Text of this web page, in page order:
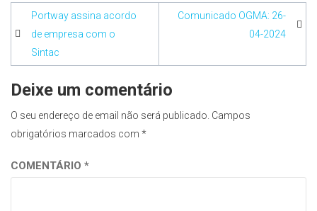
Navegação
de
artigos
Portway assina acordo
de empresa com o
Sintac
Comunicado OGMA: 26-
04-2024
Deixe um comentário
O seu endereço de email não será publicado. Campos
obrigatórios marcados com *
COMENTÁRIO *